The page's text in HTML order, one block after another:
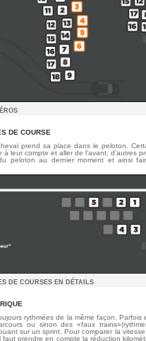
DE COURSE
prend sa place dans le peloton.
leur compte et aller de l’avant, d’autres
peloton au dernier moment et ainsi
DE COURSES EN DÉTAILS
rythmées de la même façon. Parfois
ou sinon des «faux
sur un sprint. Pour comparer la
prendre en compte la réduction